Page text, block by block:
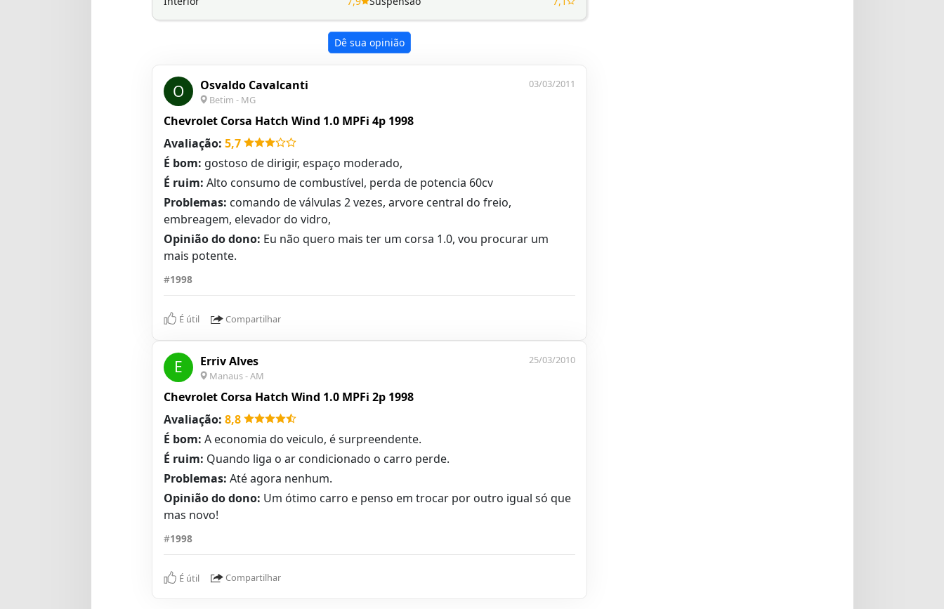
Dê sua opinião
O Osvaldo Cavalcanti
Betim - MG
03/03/2011
Chevrolet Corsa Hatch Wind 1.0 MPFi 4p 1998
Avaliação: 5,7
É bom: gostoso de dirigir, espaço moderado,
É ruim: Alto consumo de combustível, perda de potencia 60cv
Problemas: comando de válvulas 2 vezes, arvore central do freio,
embreagem, elevador do vidro,
Opinião do dono: Eu não quero mais ter um corsa 1.0, vou procurar um
mais potente.
#1998
É útil Compartilhar
E Erriv Alves
Manaus - AM
25/03/2010
Chevrolet Corsa Hatch Wind 1.0 MPFi 2p 1998
Avaliação: 8,8
É bom: A economia do veiculo, é surpreendente.
É ruim: Quando liga o ar condicionado o carro perde.
Problemas: Até agora nenhum.
Opinião do dono: Um ótimo carro e penso em trocar por outro igual só que
mas novo!
#1998
É útil Compartilhar